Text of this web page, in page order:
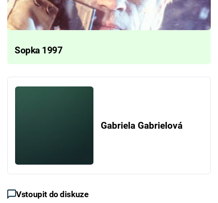
Sopka 1997
Gabriela Gabrielová
Vstoupit do diskuze